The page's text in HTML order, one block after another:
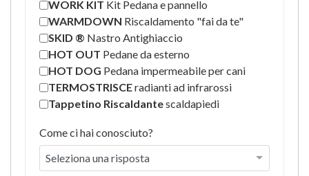
WORK KIT Kit Pedana e pannello
WARMDOWN Riscaldamento "fai da te"
SKID ® Nastro Antighiaccio
HOT OUT Pedane da esterno
HOT DOG Pedana impermeabile per cani
TERMOSTRISCEradianti ad infrarossi
Tappetino Riscaldantescaldapiedi
Come ci hai conosciuto?